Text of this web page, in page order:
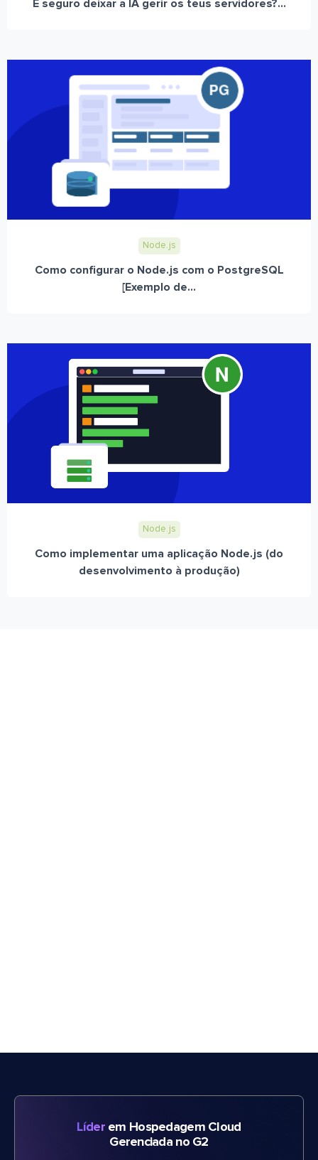
É seguro deixar a IA gerir os teus servidores?...
Node.js
Como configurar o Node.js com o PostgreSQL
[Exemplo de...
Node.js
Como implementar uma aplicação Node.js (do
desenvolvimento à produção)
Líderem Hospedagem Cloud
Gerenciada no G2